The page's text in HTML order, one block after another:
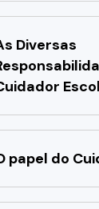
Diversas
papel do